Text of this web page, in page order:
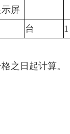
屏
台
1
之日起计算。